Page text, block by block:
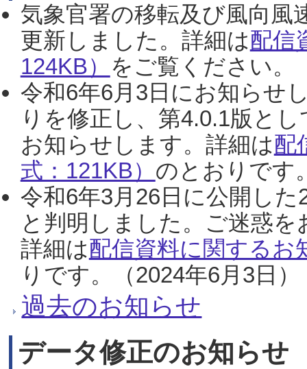
気象官署の移転及び風向風
更新しました。詳細は配信
124KB） をご覧ください。
令和6年6月3日にお知らせ
りを修正し、第4.0.1版と
お知らせします。詳細は配
式：121KB） のとおりです
令和6年3月26日に公開し
と判明しました。ご迷惑
詳細は配信資料に関するお
りです。（2024年6月3日）
過去のお知らせ
データ修正のお知らせ